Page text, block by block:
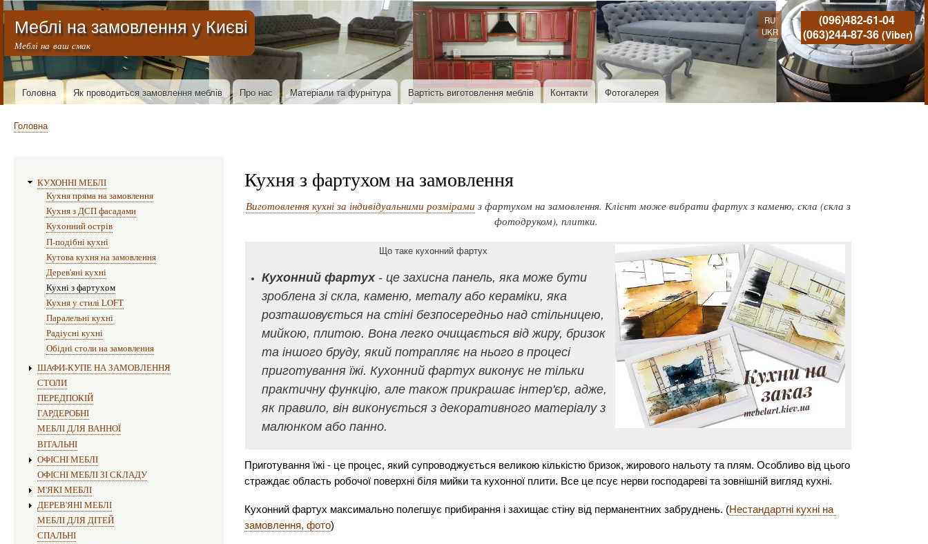
Перейти до основного вмісту
Меню облікового запису користувача
Меблі на замовлення у Києві
Меблі на ваш смак
(096)482-61-04
(063)244-87-36 (Viber)
RU
UKR
Основна навіґація
Головна Як проводиться замовлення меблів Про нас Матеріали та фурнітура Вартість виготовлення меблів Контакти Фотогалерея
Рядок навіґації
Головна
Кухня з фартухом на замовлення
Виготовлення кухні за індивідуальними розмірами з фартухом на замовлення. Клієнт може вибрати фартух з каменю, скла (скла з
фотодруком), плитки.
Що таке кухонний фартух
Кухонний фартух - це захисна панель, яка може бути
зроблена зі скла, каменю, металу або кераміки, яка
розташовується на стіні безпосередньо над стільницею,
мийкою, плитою. Вона легко очищається від жиру, бризок
та іншого бруду, який потрапляє на нього в процесі
приготування їжі. Кухонний фартух виконує не тільки
практичну функцію, але також прикрашає інтер'єр, адже,
як правило, він виконується з декоративного матеріалу з
малюнком або панно.
Приготування їжі - це процес, який супроводжується великою кількістю бризок, жирового нальоту та плям. Особливо від цього
страждає область робочої поверхні біля мийки та кухонної плити. Все це псує нерви господареві та зовнішній вигляд кухні.
Кухонний фартух максимально полегшує прибирання і захищає стіну від перманентних забруднень. (Нестандартні кухні на
замовлення, фото)
КУХОННІ МЕБЛІ
Кухня пряма на замовлення
Кухня з ДСП фасадами
Кухонний острів
П-подібні кухні
Кутова кухня на замовлення
Дерев'яні кухні
Кухні з фартухом
Кухня у стилі LOFT
Паралельні кухні
Радіусні кухні
Обідні столи на замовлення
ШАФИ-КУПЕ НА ЗАМОВЛЕННЯ
СТОЛИ
ПЕРЕДПОКІЙ
ГАРДЕРОБНІ
МЕБЛІ ДЛЯ ВАННОЇ
ВІТАЛЬНІ
ОФІСНІ МЕБЛІ
ОФІСНІ МЕБЛІ ЗІ СКЛАДУ
М'ЯКІ МЕБЛІ
ДЕРЕВ'ЯНІ МЕБЛІ
МЕБЛІ ДЛЯ ДІТЕЙ
СПАЛЬНІ